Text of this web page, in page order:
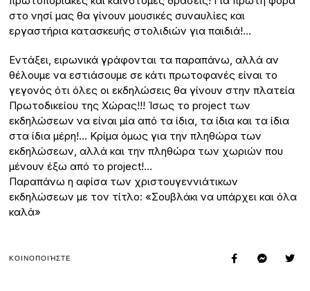
στο νησί μας θα γίνουν μουσικές συναυλίες και
εργαστήρια κατασκευής στολιδιών για παιδιά!…
Εντάξει, ειρωνικά γράφονται τα παραπάνω, αλλά αν
θέλουμε να εστιάσουμε σε κάτι πρωτοφανές είναι το
γεγονός ότι όλες οι εκδηλώσεις θα γίνουν στην πλατεία
Πρωτοδικείου της Χώρας!!! Ίσως το project των
εκδηλώσεων να είναι μία από τα ίδια, τα ίδια και τα ίδια
στα ίδια μέρη!… Κρίμα όμως για την πληθώρα των
εκδηλώσεων, αλλά και την πληθώρα των χωριών που
μένουν έξω από το project!…
Παραπάνω η αφίσα των χριστουγεννιάτικων
εκδηλώσεων με τον τίτλο: «Σουβλάκι να υπάρχει και όλα
καλά»
ΚΟΙΝΟΠΟΙΉΣΤΕ